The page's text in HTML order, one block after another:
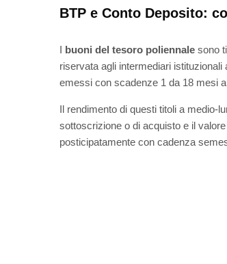
BTP e Conto Deposito:
I buoni del tesoro poliennale sono
riservata agli intermediari
emessi con scadenze 1 da 18 mesi
Il rendimento di questi titoli a medio-
sottoscrizione o di acquisto e il
posticipatamente con cadenza